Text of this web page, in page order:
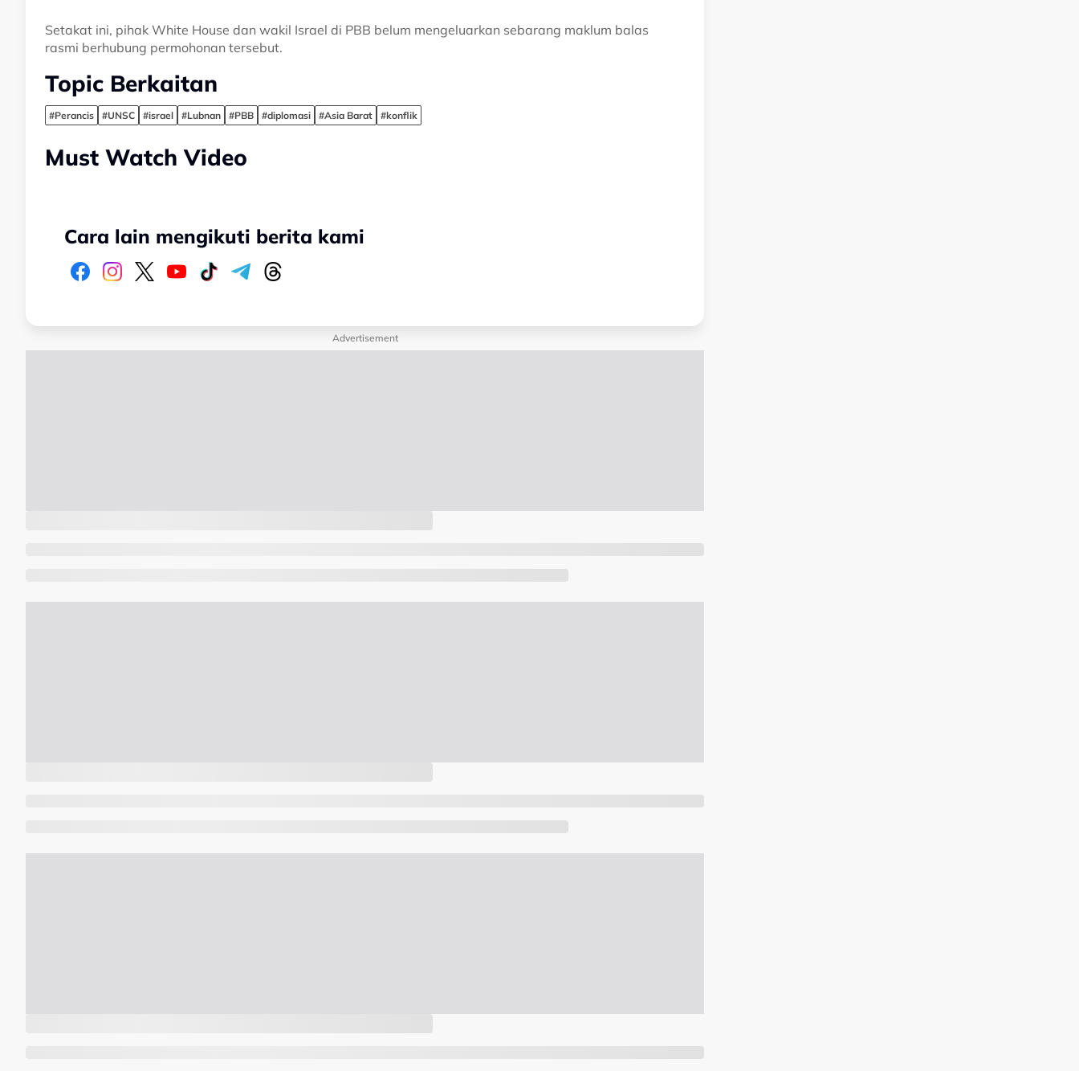
Setakat ini, pihak White House dan wakil Israel di PBB belum mengeluarkan sebarang maklum balas
rasmi berhubung permohonan tersebut.
Topic Berkaitan
#Perancis #UNSC #israel #Lubnan #PBB #diplomasi #Asia Barat #konflik
Must Watch Video
Cara lain mengikuti berita kami
Advertisement